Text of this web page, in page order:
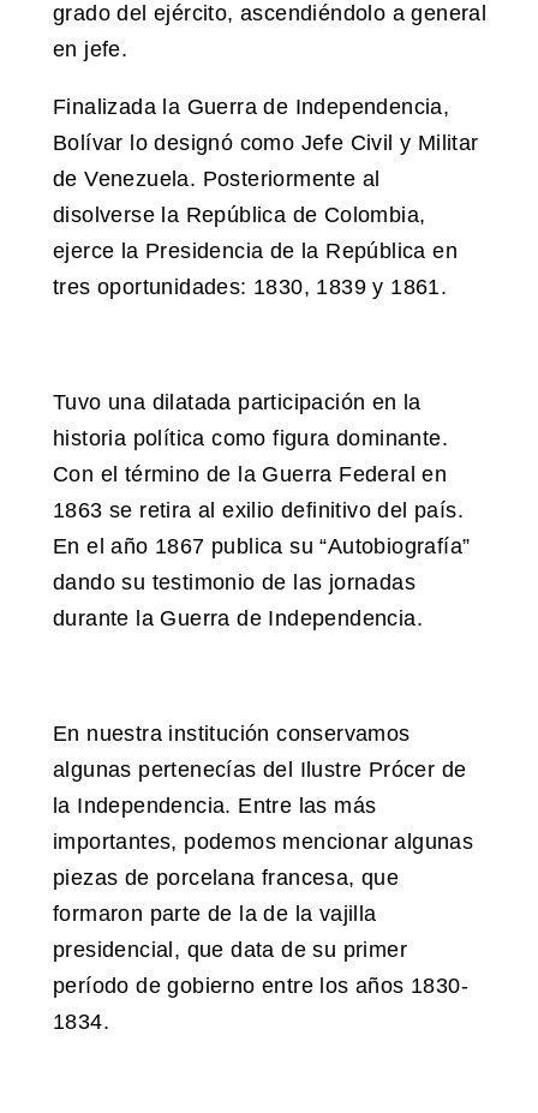
grado del ejército, ascendiéndolo a general
en jefe.
Finalizada la Guerra de Independencia,
Bolívar lo designó como Jefe Civil y Militar
de Venezuela. Posteriormente al
disolverse la República de Colombia,
ejerce la Presidencia de la República en
tres oportunidades: 1830, 1839 y 1861.
Tuvo una dilatada participación en la
historia política como figura dominante.
Con el término de la Guerra Federal en
1863 se retira al exilio definitivo del país.
En el año 1867 publica su “Autobiografía”
dando su testimonio de las jornadas
durante la Guerra de Independencia.
En nuestra institución conservamos
algunas pertenecías del Ilustre Prócer de
la Independencia. Entre las más
importantes, podemos mencionar algunas
piezas de porcelana francesa, que
formaron parte de la de la vajilla
presidencial, que data de su primer
período de gobierno entre los años 1830-
1834.